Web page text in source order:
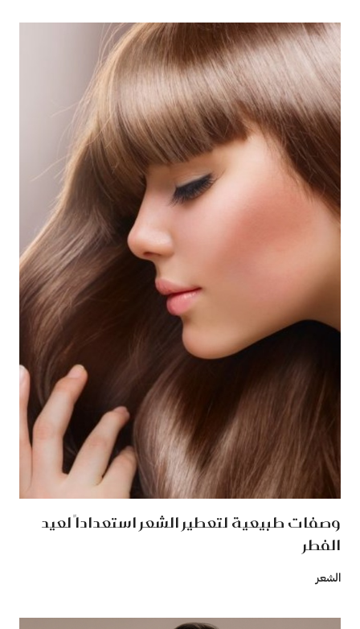
وصفات طبيعية لتعطير الشعر استعداداً لعيد
الفطر
الشعر